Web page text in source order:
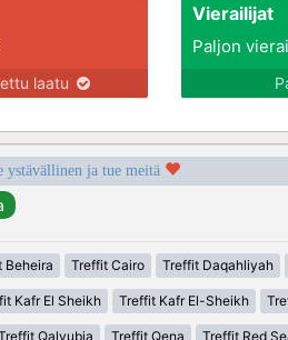
laatu
Vierailijat
Paljon
ystävällinen ja tue meitä
Beheira Treffit Cairo Treffit Daqahliyah
Kafr El Sheikh Treffit Kafr El-Sheikh
Qalyubia Treffit Qena Treffit Red